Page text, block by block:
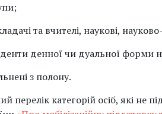
та вчителі, наукові,
денної чи дуальної форми
з полону.
перелік категорій осіб, які не